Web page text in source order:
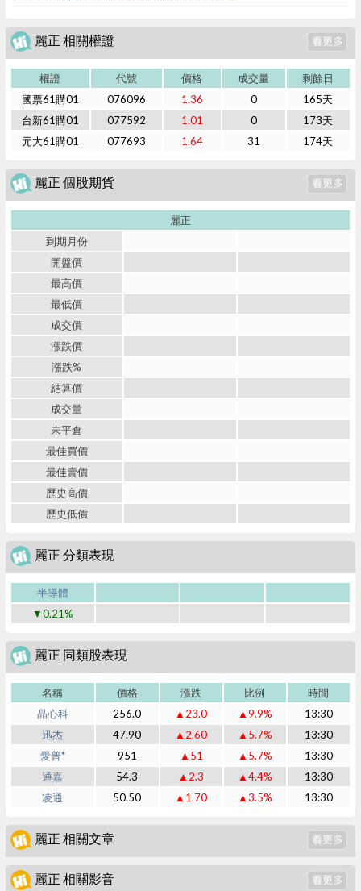
麗正 相關權證
權證 代號 價格 成交量
剩餘日
國票61購01
076096 1.36 0
165天
台新61購01
077592 1.01 0
173天
元大61購01
077693 1.64 31 174天
麗正 個股期貨
麗正
到期月份
開盤價
最高價
最低價
成交價
漲跌價
漲跌%
結算價
成交量
未平倉
最佳買價
最佳賣價
歷史高價
歷史低價
麗正 分類表現
半導體
▼0.21%
麗正 同類股表現
名稱 價格 漲跌 比例
時間
晶心科
256.0 ▲23.0 ▲9.9%
13:30
迅杰
47.90 ▲2.60 ▲5.7%
13:30
愛普*
951 ▲51 ▲5.7%
13:30
通嘉
54.3 ▲2.3 ▲4.4%
13:30
凌通
50.50 ▲1.70 ▲3.5% 13:30
麗正 相關文章
麗正 相關影音